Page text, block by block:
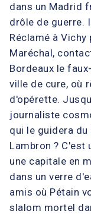
dans un Madrid
drôle de guerre.
Réclamé à
Maréchal,
Bordeaux le
ville de cure, où
d'opérette.
journaliste
qui le guidera
Lambron ? C'est
une capitale en
dans un verre
amis où Pétain
slalom mortel